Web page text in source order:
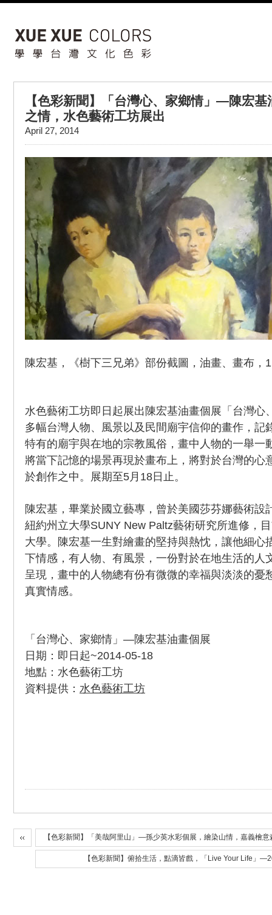
【色彩新聞】「台灣心、家鄉情」—陳宏
之情，水色藝術工坊展出
April 27, 2014
陳宏基，《樹下三兄弟》部份截圖，油畫、畫布，
水色藝術工坊即日起展出陳宏基油畫個展「台灣心
多幅台灣人物、風景以及民間廟宇信仰的畫作，記
特有的廟宇與在地的宗教風俗，畫中人物的一舉一
將當下記憶的場景再現於畫布上，將對於台灣的心
於創作之中。展期至5月18日止。
陳宏基，畢業於國立藝專，曾於美國莎芬娜藝術設
紐約州立大學SUNY New Paltz藝術研究所進修，
大學。陳宏基一生對繪畫的堅持與熱忱，讓他細心
下情感，有人物、有風景，一份對於在地生活的人
呈現，畫中的人物總有份有微微的幸福與淡淡的憂
真實情感。
「台灣心、家鄉情」—陳宏基油畫個展
日期：即日起~2014-05-18
地點：水色藝術工坊
資料提供： 水色藝術工坊
【色彩新聞】「美哉阿里山」—孫少英水彩個展，繪染山情，嘉義檜
【色彩新聞】俯拾生活，點滴皆戲，「Live Your Life」